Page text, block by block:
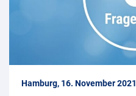
Hamburg, 16. November 2021